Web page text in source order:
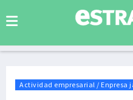
Actividad empresarial / Enpresa